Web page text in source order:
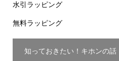
水引ラッピング
無料ラッピング
知っておきたい！キホンの話